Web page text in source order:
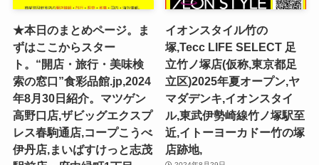
★本日のまとめページ。ま
ずはここからスター
ト。“開店・旅行・美味検
索の窓口”食彩品館.jp,2024
年8月30日紹介。マツゲン
高野口店,ザビッグエクスプ
レス春駒通店,コープこうべ
伊丹店,まいばすけっと志茂
イオンスタイル竹の
塚,Tecc LIFE SELECT ⾜
⽴⽵ノ塚店(仮称,東京都足
立区)2025年夏オープン,ヤ
マダデンキ,イオンスタイ
ル,東武伊勢崎線竹ノ塚駅至
近,イトーヨーカドー竹の塚
店跡地,